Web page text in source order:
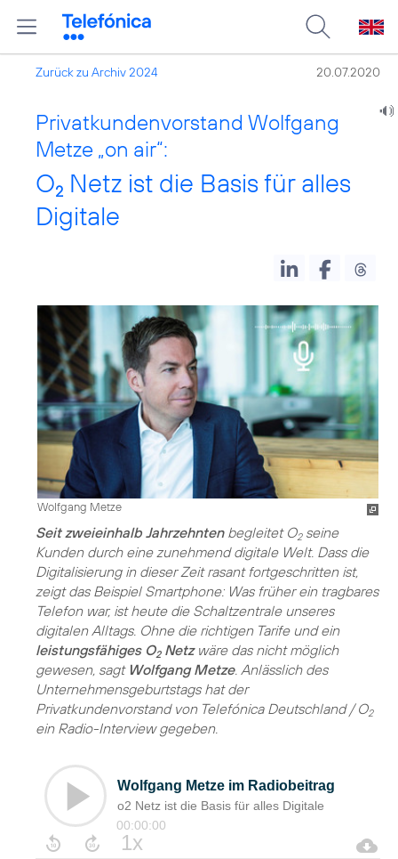
Zurück zu Archiv 2024 20.07.2020
Privatkundenvorstand Wolfgang
Metze „on air“:
O2 Netz ist die Basis für alles
Digitale
Wolfgang Metze
Seit zweieinhalb Jahrzehntenbegleitet O2seine
Kunden durch eine zunehmend digitale Welt. Dass die
Digitalisierung in dieser Zeit rasant fortgeschritten ist,
zeigt das Beispiel Smartphone: Was früher ein tragbares
Telefon war, ist heute die Schaltzentrale unseres
digitalen Alltags. Ohne die richtigen Tarife und ein
leistungsfähiges O2Netzwäre das nicht möglich
gewesen, sagt Wolfgang Metze. Anlässlich des
Unternehmensgeburtstags hat der
Privatkundenvorstand von Telefónica Deutschland / O2
ein Radio-Interview gegeben.